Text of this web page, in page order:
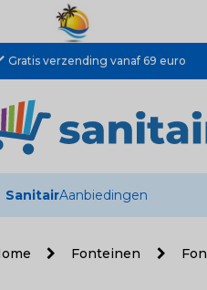
Gratis verzending vanaf 69 euro
SanitairAanbiedingen
Fonteinen